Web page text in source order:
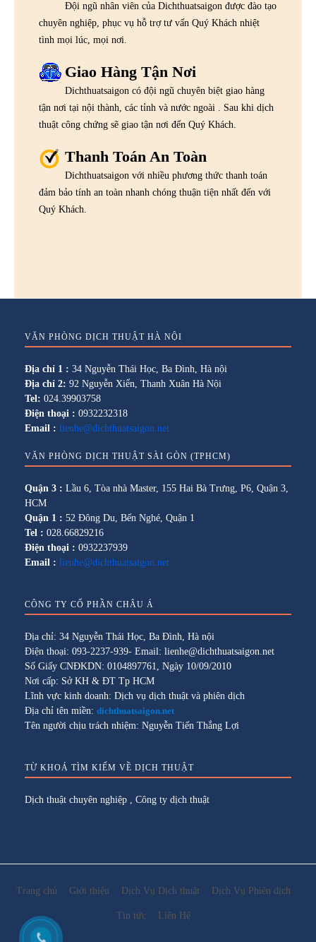
Đội ngũ nhân viên của Dichthuatsaigon được đào tạo
chuyên nghiệp, phục vụ hỗ trợ tư vấn Quý Khách nhiệt
tình mọi lúc, mọi nơi.
Giao Hàng Tận Nơi
Dichthuatsaigon có đội ngũ chuyên biệt giao hàng
tận nơi tại nội thành, các tỉnh và nước ngoài . Sau khi dịch
thuật công chứng sẽ giao tận nơi đến Quý Khách.
Thanh Toán An Toàn
Dichthuatsaigon với nhiều phương thức thanh toán
đảm bảo tính an toàn nhanh chóng thuận tiện nhất đến với
Quý Khách.
VĂN PHÒNG DỊCH THUẬT HÀ NỘI
Địa chỉ 1 : 34 Nguyễn Thái Học, Ba Đình, Hà nội
Địa chỉ 2: 92 Nguyễn Xiển, Thanh Xuân Hà Nội
Tel: 024.39903758
Điện thoại : 0932232318
Email : lienhe@dichthuatsaigon.net
VĂN PHÒNG DỊCH THUẬT SÀI GÒN (TPHCM)
Quận 3 : Lầu 6, Tòa nhà Master, 155 Hai Bà Trưng, P6, Quận 3,
HCM
Quận 1 : 52 Đông Du, Bến Nghé, Quận 1
Tel : 028.66829216
Điện thoại : 0932237939
Email : lienhe@dichthuatsaigon.net
CÔNG TY CỔ PHẦN CHÂU Á
Địa chỉ: 34 Nguyễn Thái Học, Ba Đình, Hà nội
Điện thoại: 093-2237-939- Email: lienhe@dichthuatsaigon.net
Số Giấy CNĐKDN: 0104897761, Ngày 10/09/2010
Nơi cấp: Sở KH & ĐT Tp HCM
Lĩnh vực kinh doanh: Dịch vụ dịch thuật và phiên dịch
Địa chỉ tên miền: dichthuatsaigon.net
Tên người chịu trách nhiệm: Nguyễn Tiến Thắng Lợi
TỪ KHOÁ TÌM KIẾM VỀ DỊCH THUẬT
Dịch thuật chuyên nghiệp , Công ty dịch thuật
Trang chủ Giới thiệu Dịch Vụ Dịch thuật Dịch Vụ Phiên dịch
Tin tức Liên Hệ